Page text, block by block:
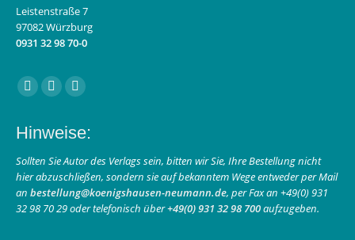
Leistenstraße 7
97082 Würzburg
0931 32 98 70-0
Finden Sie uns auf:
Facebook
opens
in
new
window
Instagram
opens
in
new
window
E-
page
opens
in
new
window
Hinweise:
Sollten Sie Autor des Verlags sein, bitten wir Sie, Ihre Bestellung nicht
hier abzuschließen, sondern sie auf bekanntem Wege entweder per Mail
an bestellung@koenigshausen-neumann.de, per Fax an +49(0) 931
32 98 70 29 oder telefonisch über+49(0) 931 32 98 700aufzugeben.